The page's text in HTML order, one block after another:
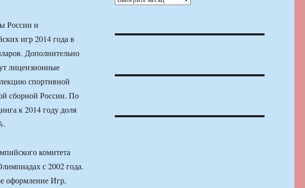
России и
игр 2014 года в
Дополнительно
лицензионные
спортивной
сборной России. По
к 2014 году доля
комитета
с 2002 года.
оформление Игр,